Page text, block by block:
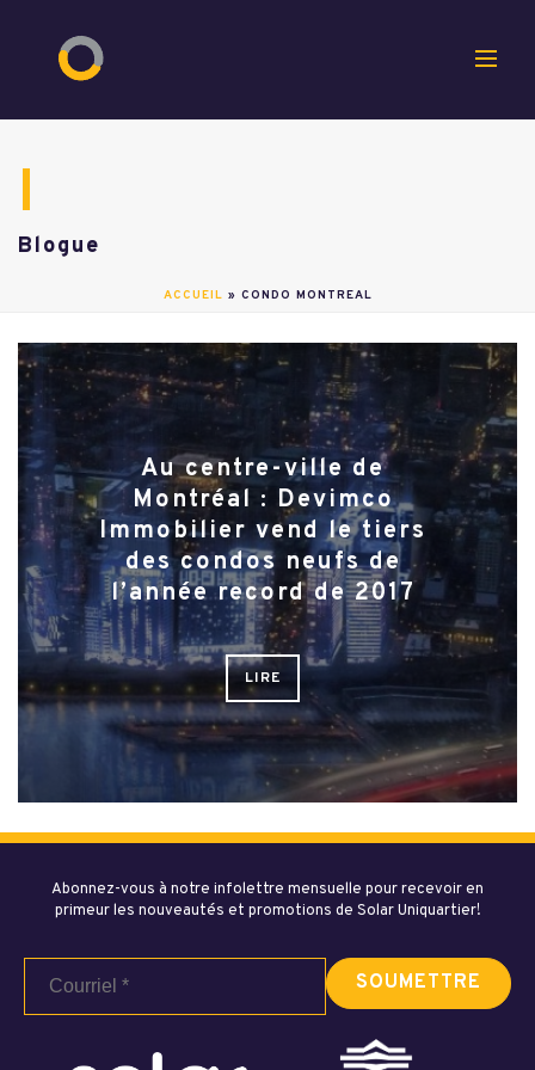
Blogue
ACCUEIL » CONDO MONTREAL
Au centre-ville de
Montréal : Devimco
Immobilier vend le tiers
des condos neufs de
l’année record de 2017
LIRE
Abonnez-vous à notre infolettre mensuelle pour recevoir en
primeur les nouveautés et promotions de Solar Uniquartier!